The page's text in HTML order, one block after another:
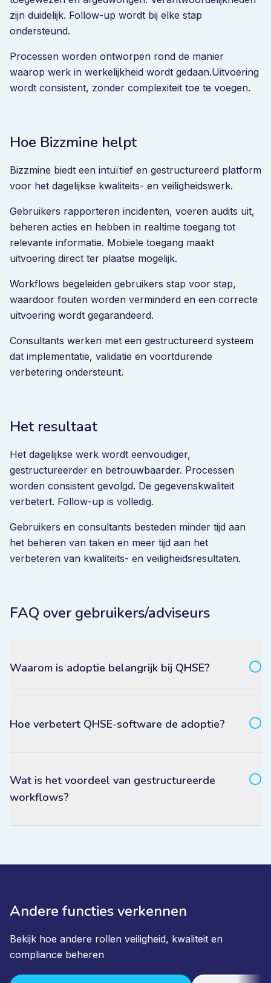
zijn duidelijk. Follow-up wordt bij elke stap
ondersteund.
Processen worden ontworpen rond de manier
waarop werk in werkelijkheid wordt gedaan.Uitvoering
wordt consistent, zonder complexiteit toe te voegen.
Hoe Bizzmine helpt
Bizzmine biedt een intuïtief en gestructureerd platform
voor het dagelijkse kwaliteits- en veiligheidswerk.
Gebruikers rapporteren incidenten, voeren audits uit,
beheren acties en hebben in realtime toegang tot
relevante informatie. Mobiele toegang maakt
uitvoering direct ter plaatse mogelijk.
Workflows begeleiden gebruikers stap voor stap,
waardoor fouten worden verminderd en een correcte
uitvoering wordt gegarandeerd.
Consultants werken met een gestructureerd systeem
dat implementatie, validatie en voortdurende
verbetering ondersteunt.
Het resultaat
Het dagelijkse werk wordt eenvoudiger,
gestructureerder en betrouwbaarder. Processen
worden consistent gevolgd. De gegevenskwaliteit
verbetert. Follow-up is volledig.
Gebruikers en consultants besteden minder tijd aan
het beheren van taken en meer tijd aan het
verbeteren van kwaliteits- en veiligheidsresultaten.
FAQ over gebruikers/adviseurs
Waarom is adoptie belangrijk bij QHSE?
Hoe verbetert QHSE-software de adoptie?
Wat is het voordeel van gestructureerde
workflows?
Andere functies verkennen
Bekijk hoe andere rollen veiligheid, kwaliteit en
compliance beheren